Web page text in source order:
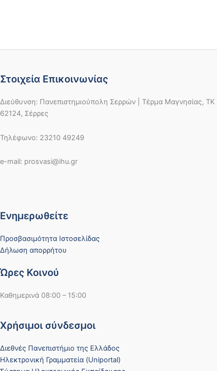
Στοιχεία Επικοινωνίας
Διεύθυνση: Πανεπιστημιούπολη Σερρών | Τέρμα Μαγνησίας, ΤΚ
62124, Σέρρες
Τηλέφωνο: 23210 49249
e-mail: prosvasi@ihu.gr
Ενημερωθείτε
Προσβασιμότητα Ιστοσελίδας
Δήλωση απορρήτου
Ώρες Κοινού
Καθημερινά 08:00 – 15:00
Χρήσιμοι σύνδεσμοι
Διεθνές Πανεπιστήμιο της Ελλάδος
Ηλεκτρονική Γραμματεία (Uniportal)